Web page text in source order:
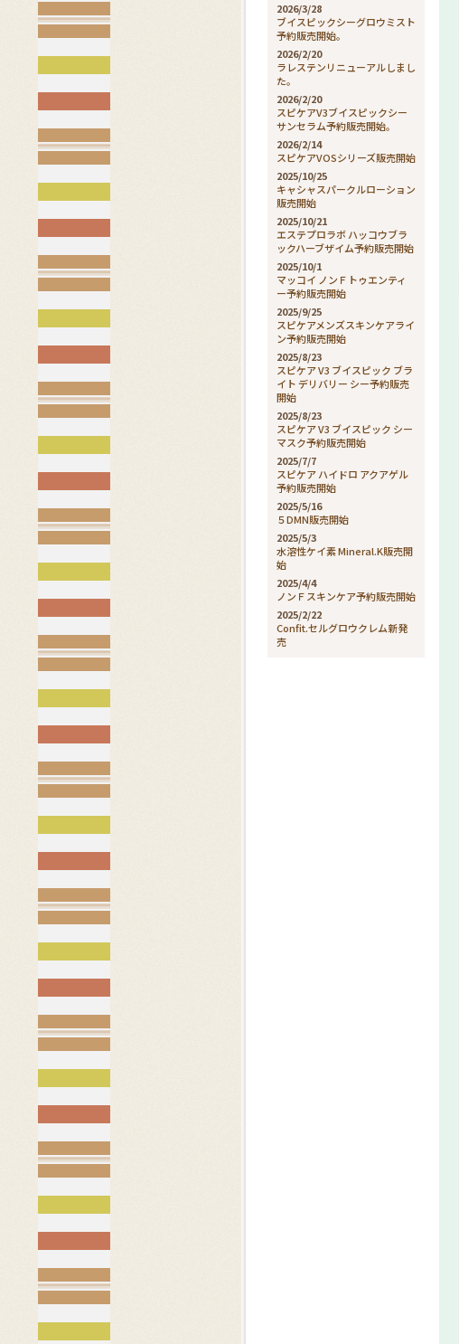
2026/3/28
ブイスピックシーグロウミスト
予約販売開始。
2026/2/20
ラレステンリニューアルしまし
た。
2026/2/20
スピケアV3ブイスピックシー
サンセラム予約販売開始。
2026/2/14
スピケアVOSシリーズ販売開始
2025/10/25
キャシャスパークルローション
販売開始
2025/10/21
エステプロラボ ハッコウブラ
ックハーブザイム予約販売開始
2025/10/1
マッコイ ノンＦトゥエンティ
ー予約販売開始
2025/9/25
スピケアメンズスキンケアライ
ン予約販売開始
2025/8/23
スピケア V3 ブイスピック ブラ
イト デリバリー シー予約販売
開始
2025/8/23
スピケア V3 ブイスピック シー
マスク予約販売開始
2025/7/7
スピケア ハイドロ アクアゲル
予約販売開始
2025/5/16
５DMN販売開始
2025/5/3
水溶性ケイ素 Mineral.K販売開
始
2025/4/4
ノンＦスキンケア予約販売開始
2025/2/22
Confit.セルグロウクレム新発
売